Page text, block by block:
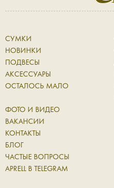
СУМКИ
НОВИНКИ
ПОДВЕСЫ
АКСЕССУАРЫ
ОСТАЛОСЬ МАЛО
ФОТО И ВИДЕО
ВАКАНСИИ
КОНТАКТЫ
БЛОГ
ЧАСТЫЕ ВОПРОСЫ
APRELL В TELEGRAM